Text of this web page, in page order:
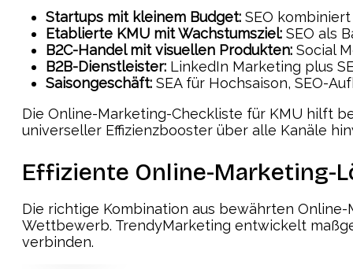
Startups mit kleinem Budget: SEO
Etablierte KMU mit Wachstumsziel: SEO als
B2C-Handel mit visuellen Produkten: Social
B2B-Dienstleister: LinkedIn Marketing plus
Saisongeschäft: SEA für Hochsaison, SEO-
Die Online-Marketing-Checkliste für KMU hilft
universeller Effizienzbooster über alle Kanäle
Effiziente Online-Marketing-
Die richtige Kombination aus bewährten
Wettbewerb. TrendyMarketing entwickelt
verbinden.